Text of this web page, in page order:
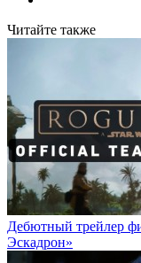
Читайте также
Дебютный трейлер
Эскадрон»